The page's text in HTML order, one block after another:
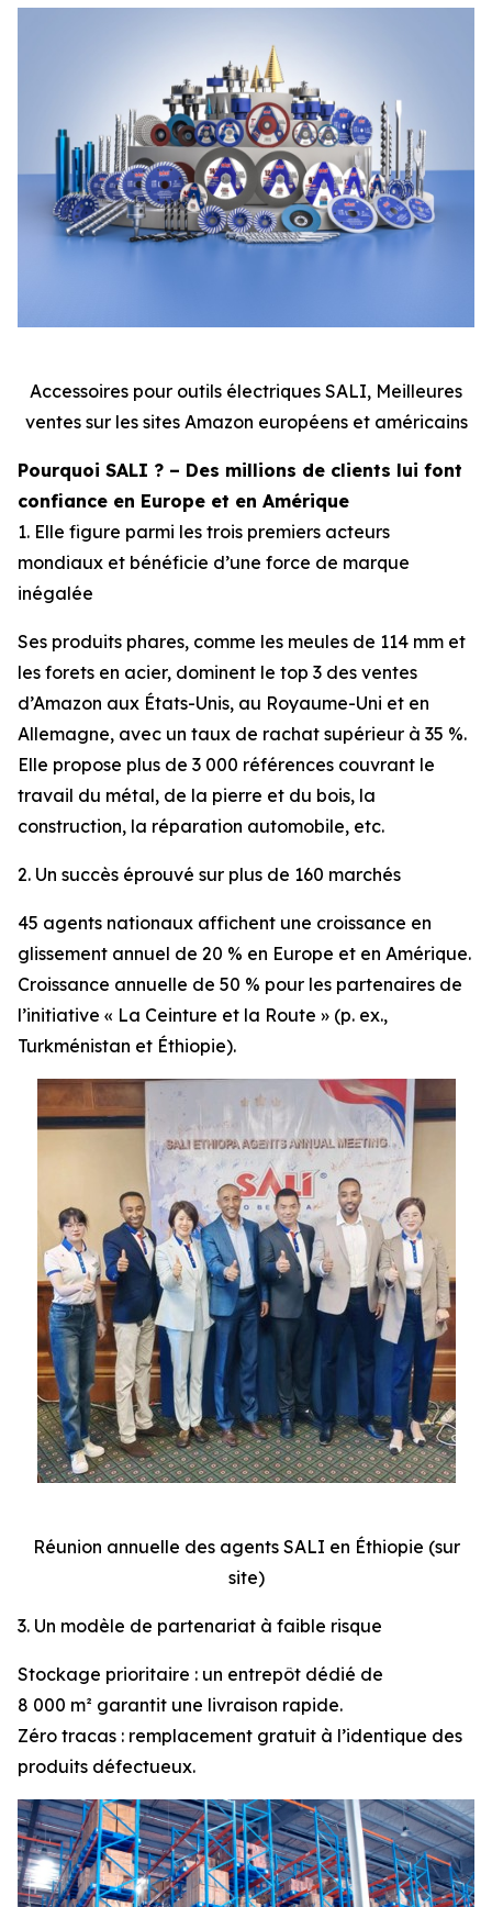
Accessoires pour outils électriques SALI, Meilleures
ventes sur les sites Amazon européens et américains
Pourquoi SALI ? – Des millions de clients lui font
confiance en Europe et en Amérique
1. Elle figure parmi les trois premiers acteurs
mondiaux et bénéficie d’une force de marque
inégalée
Ses produits phares, comme les meules de 114 mm et
les forets en acier, dominent le top 3 des ventes
d’Amazon aux États-Unis, au Royaume-Uni et en
Allemagne, avec un taux de rachat supérieur à 35 %.
Elle propose plus de 3 000 références couvrant le
travail du métal, de la pierre et du bois, la
construction, la réparation automobile, etc.
2. Un succès éprouvé sur plus de 160 marchés
45 agents nationaux affichent une croissance en
glissement annuel de 20 % en Europe et en Amérique.
Croissance annuelle de 50 % pour les partenaires de
l’initiative « La Ceinture et la Route » (p. ex.,
Turkménistan et Éthiopie).
Réunion annuelle des agents SALI en Éthiopie (sur
site)
3. Un modèle de partenariat à faible risque
Stockage prioritaire : un entrepôt dédié de
8 000 m² garantit une livraison rapide.
Zéro tracas : remplacement gratuit à l’identique des
produits défectueux.